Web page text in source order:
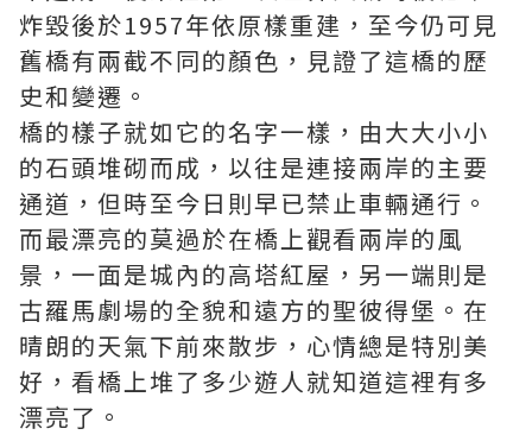
炸毀後於1957年依原樣重建，至今仍可見
舊橋有兩截不同的顏色，見證了這橋的歷
史和變遷。
橋的樣子就如它的名字一樣，由大大小小
的石頭堆砌而成，以往是連接兩岸的主要
通道，但時至今日則早已禁止車輛通行。
而最漂亮的莫過於在橋上觀看兩岸的風
景，一面是城內的高塔紅屋，另一端則是
古羅馬劇場的全貌和遠方的聖彼得堡。在
晴朗的天氣下前來散步，心情總是特別美
好，看橋上堆了多少遊人就知道這裡有多
漂亮了。